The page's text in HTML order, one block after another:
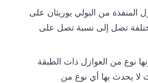
المنفذة من البولي يوريثان على
تصل إلى نسبة تصل على
نوع من العوازل ذات الطبقة
لا يحدث بها أي نوع من